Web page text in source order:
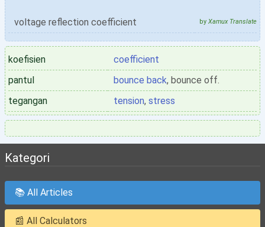
voltage reflection coefficient by Xamux Translate
koefisien
coefficient
pantul
bounce back, bounce off.
tegangan
tension, stress
Kategori
📚 All Articles
📰 All Calculators